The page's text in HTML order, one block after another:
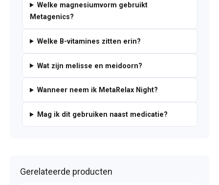
Welke magnesiumvorm gebruikt
Metagenics?
Welke B-vitamines zitten erin?
Wat zijn melisse en meidoorn?
Wanneer neem ik MetaRelax Night?
Mag ik dit gebruiken naast medicatie?
Gerelateerde producten